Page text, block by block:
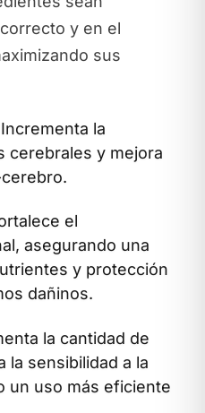
y en el
sus
la
cerebrales y mejora
el
asegurando una
y protección
dañinos.
la cantidad de
la sensibilidad a la
un uso más eficiente